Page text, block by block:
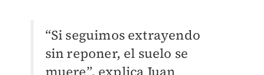
“Si seguimos extrayendo
sin reponer, el suelo se
muere”, explica Juan